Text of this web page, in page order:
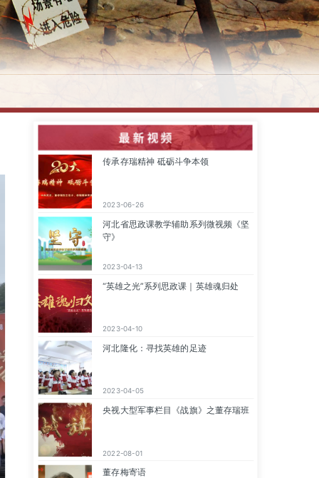
传承存瑞精神 砥砺斗争本领
2023-06-26
河北省思政课教学辅助系列微视频《坚
守》
2023-04-13
“英雄之光”系列思政课｜英雄魂归处
2023-04-10
河北隆化：寻找英雄的足迹
2023-04-05
央视大型军事栏目《战旗》之董存瑞班
2022-08-01
董存梅寄语
最 新 视 频